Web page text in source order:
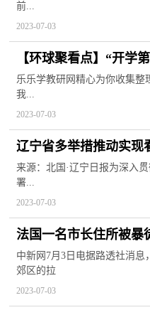
前...
2023-07-03
【环球聚看点】“开学
们身边
乐乐学教研网精心为你收集整
我...
2023-07-03
辽宁省多举措推动实现
来源：北国·辽宁日报为深入
署...
2023-07-03
法国一名市长住所被暴
中新网7月3日电据路透社消息
郊区的拉
2023-07-03